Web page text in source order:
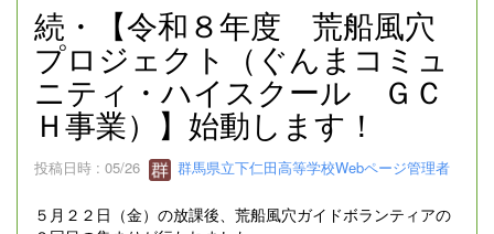
続・【令和８年度 荒船風穴
プロジェクト（ぐんまコミュ
ニティ・ハイスクール ＧＣ
Ｈ事業）】始動します！
投稿日時 : 05/26 群馬県立下仁田高等学校Webページ管理者
５月２２日（金）の放課後、荒船風穴ガイドボランティアの